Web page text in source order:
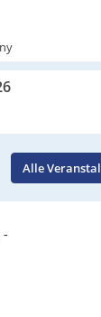
Alle
-